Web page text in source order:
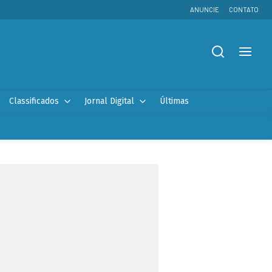
ANUNCIE CONTATO
Classificados Jornal Digital Últimas